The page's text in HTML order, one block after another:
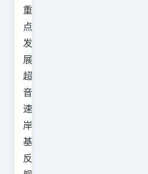
重
点
发
展
超
音
速
岸
基
反